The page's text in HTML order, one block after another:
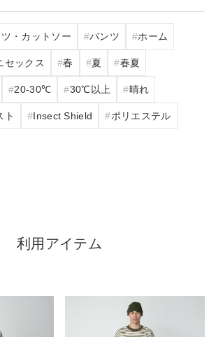
・カットソー パンツ ホーム
セックス 春 夏 春夏
20‐30℃ 30℃以上 晴れ
ト Insect Shield ポリエステル
利用アイテム